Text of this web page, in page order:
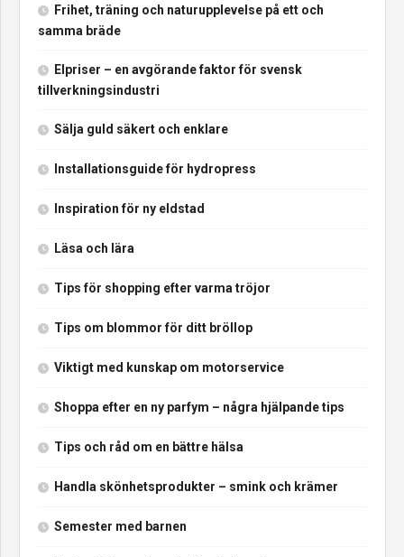
Frihet, träning och naturupplevelse på ett och
samma bräde
Elpriser – en avgörande faktor för svensk
tillverkningsindustri
Sälja guld säkert och enklare
Installationsguide för hydropress
Inspiration för ny eldstad
Läsa och lära
Tips för shopping efter varma tröjor
Tips om blommor för ditt bröllop
Viktigt med kunskap om motorservice
Shoppa efter en ny parfym – några hjälpande tips
Tips och råd om en bättre hälsa
Handla skönhetsprodukter – smink och krämer
Semester med barnen